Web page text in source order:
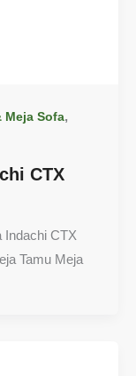
Meja Sofa,
CTX
Indachi CTX
Tamu Meja